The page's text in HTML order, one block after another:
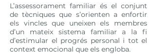
L’assessorament familiar és el conjunt
de tècniques que s’orienten a enfortir
els vincles que uneixen els membres
d’un mateix sistema familiar a la fi
d’estimular el progrés personal i tot el
context emocional que els engloba.